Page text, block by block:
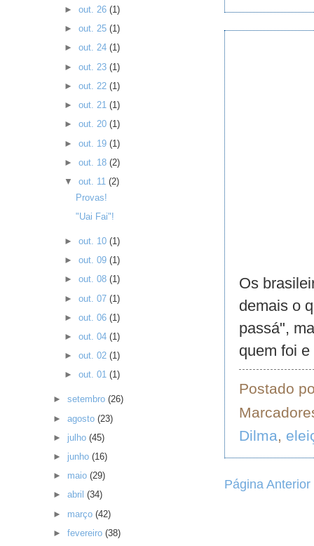
Os
demais o
passá",
quem foi
Postado
Dilma,
Página Anterior
► out. 26 (1)
► out. 25 (1)
► out. 24 (1)
► out. 23 (1)
► out. 22 (1)
► out. 21 (1)
► out. 20 (1)
► out. 19 (1)
► out. 18 (2)
▼ out. 11 (2)
Provas!
"Uai Fai"!
► out. 10 (1)
► out. 09 (1)
► out. 08 (1)
► out. 07 (1)
► out. 06 (1)
► out. 04 (1)
► out. 02 (1)
► out. 01 (1)
►setembro(26)
►agosto(23)
► julho(45)
► junho(16)
► maio(29)
►abril(34)
► março(42)
►fevereiro(38)